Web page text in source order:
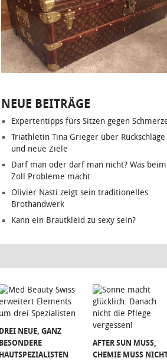
NEUE BEITRÄGE
Expertentipps fürs Sitzen gegen
Triathletin Tina Grieger über Rückschläge
und neue Ziele
Darf man oder darf man nicht? Was beim
Zoll Probleme macht
Olivier Nasti zeigt sein traditionelles
Brothandwerk
Kann ein Brautkleid zu sexy sein?
DREI NEUE, GANZ
BESONDERE
HAUTSPEZIALISTEN
AFTER SUN MUSS,
CHEMIE MUSS